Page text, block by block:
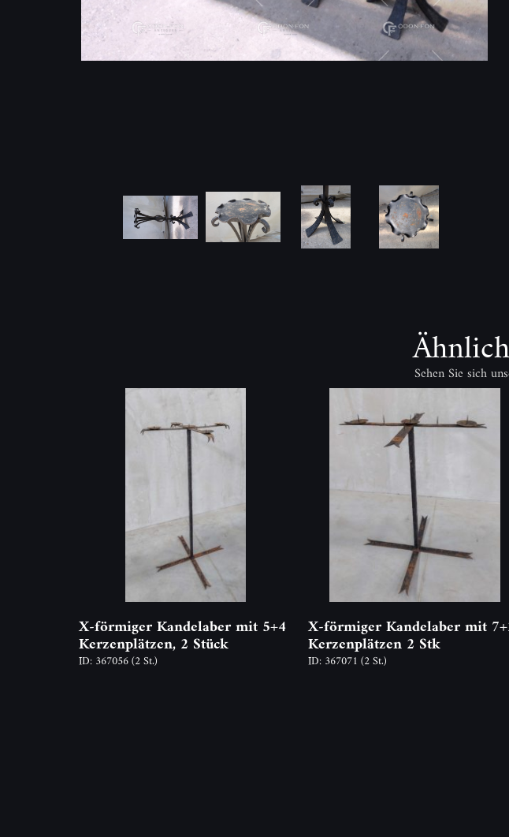
Sehen Sie sich
X-förmiger Kandelaber mit 5+4
Kerzenplätzen, 2 Stück
ID: 367056(2 St.)
X-förmiger Kandelaber mit
Kerzenplätzen 2 Stk
ID: 367071 (2 St.)